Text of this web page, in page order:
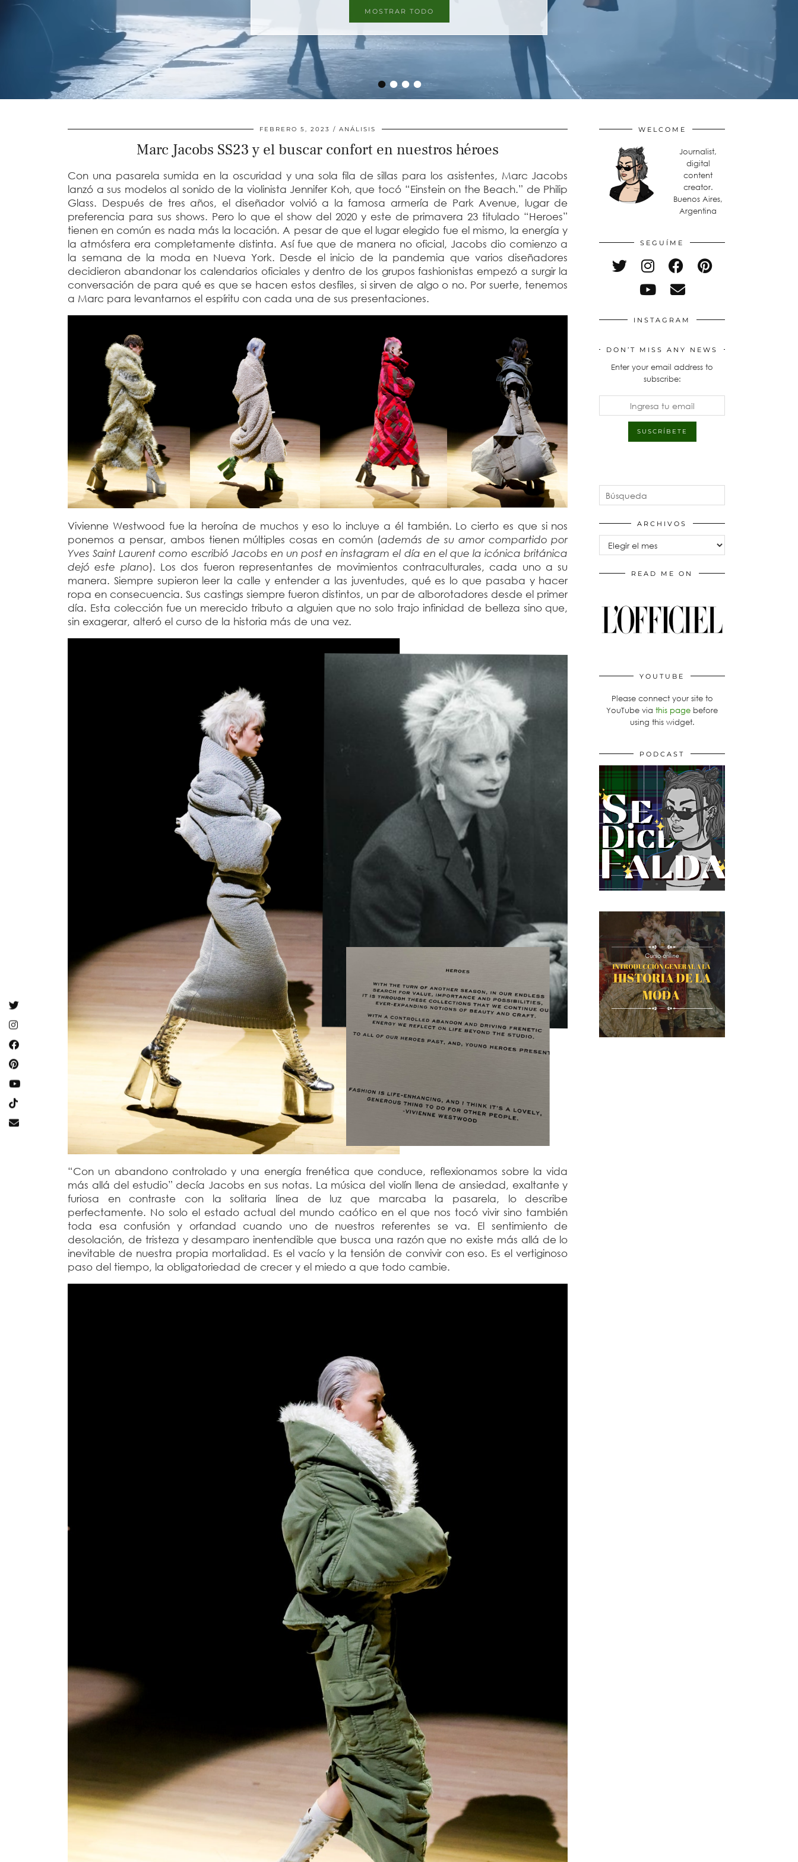
••••
MOSTRAR TODO
FEBRERO 5, 2023 ANÁLISIS
Marc Jacobs SS23 y el buscar confort en nuestros héroes
Con una pasarela sumida en la oscuridad y una sola fila de sillas para los asistentes, Marc Jacobs
lanzó a sus modelos al sonido de la violinista Jennifer Koh, que tocó “Einstein on the Beach.” de Philip
Glass. Después de tres años, el diseñador volvió a la famosa armería de Park Avenue, lugar de
preferencia para sus shows. Pero lo que el show del 2020 y este de primavera 23 titulado “Heroes”
tienen en común es nada más la locación. A pesar de que el lugar elegido fue el mismo, la energía y
la atmósfera era completamente distinta. Así fue que de manera no oficial, Jacobs dio comienzo a
la semana de la moda en Nueva York. Desde el inicio de la pandemia que varios diseñadores
decidieron abandonar los calendarios oficiales y dentro de los grupos fashionistas empezó a surgir la
conversación de para qué es que se hacen estos desfiles, si sirven de algo o no. Por suerte, tenemos
a Marc para levantarnos el espíritu con cada una de sus presentaciones.
Vivienne Westwood fue la heroína de muchos y eso lo incluye a él también. Lo cierto es que si nos
ponemos a pensar, ambos tienen múltiples cosas en común (además de su amor compartido por
Yves Saint Laurent como escribió Jacobs en un post en instagram el día en el que la icónica británica
dejó este plano). Los dos fueron representantes de movimientos contraculturales, cada uno a su
manera. Siempre supieron leer la calle y entender a las juventudes, qué es lo que pasaba y hacer
ropa en consecuencia. Sus castings siempre fueron distintos, un par de alborotadores desde el primer
día. Esta colección fue un merecido tributo a alguien que no solo trajo infinidad de belleza sino que,
sin exagerar, alteró el curso de la historia más de una vez.
“Con un abandono controlado y una energía frenética que conduce, reflexionamos sobre la vida
más allá del estudio” decía Jacobs en sus notas. La música del violín llena de ansiedad, exaltante y
furiosa en contraste con la solitaria línea de luz que marcaba la pasarela, lo describe
perfectamente. No solo el estado actual del mundo caótico en el que nos tocó vivir sino también
toda esa confusión y orfandad cuando uno de nuestros referentes se va. El sentimiento de
desolación, de tristeza y desamparo inentendible que busca una razón que no existe más allá de lo
inevitable de nuestra propia mortalidad. Es el vacío y la tensión de convivir con eso. Es el vertiginoso
paso del tiempo, la obligatoriedad de crecer y el miedo a que todo cambie.
WELCOME
Journalist,
digital
content
creator.
Buenos Aires,
Argentina
SEGUÍME
INSTAGRAM
DON’T MISS ANY NEWS
Enter your email address to
subscribe:
ARCHIVOS
Archivos
READ ME ON
YOUTUBE
Please connect your site to
YouTube viathis page before
using this widget.
PODCAST